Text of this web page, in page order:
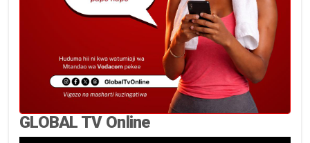
GLOBAL TV Online